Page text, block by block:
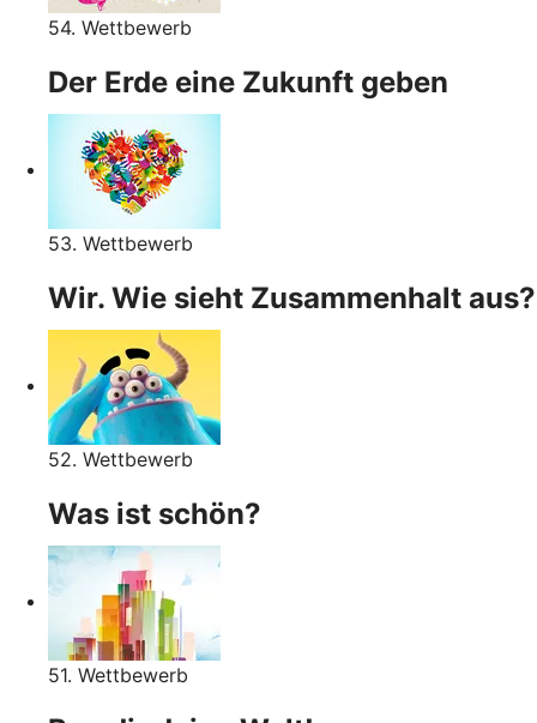
54. Wettbewerb
Der Erde eine Zukunft geben
53. Wettbewerb
Wir. Wie sieht Zusammenhalt aus?
52. Wettbewerb
Was ist schön?
51. Wettbewerb